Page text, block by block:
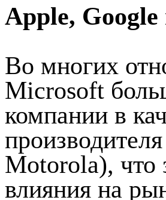
Apple,
Во многих
Microsoft
компании в
Motorola), что
влияния на